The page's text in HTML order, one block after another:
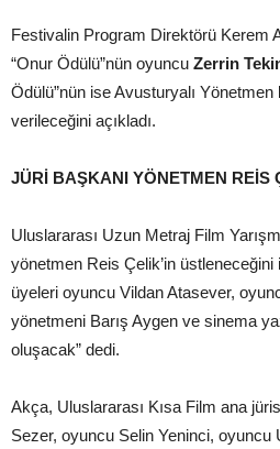
Festivalin Program Direktörü Kerem
“Onur Ödülü”nün oyuncu Zerrin
Ödülü”nün ise Avusturyalı Yönetmen
verileceğini açıkladı.
JÜRİ BAŞKANI YÖNETMEN REİS
Uluslararası Uzun Metraj Film
yönetmen Reis Çelik’in üstleneceğini
üyeleri oyuncu Vildan Atasever,
yönetmeni Barış Aygen ve sinema
oluşacak” dedi.
Akça, Uluslararası Kısa Film ana
Sezer, oyuncu Selin Yeninci,